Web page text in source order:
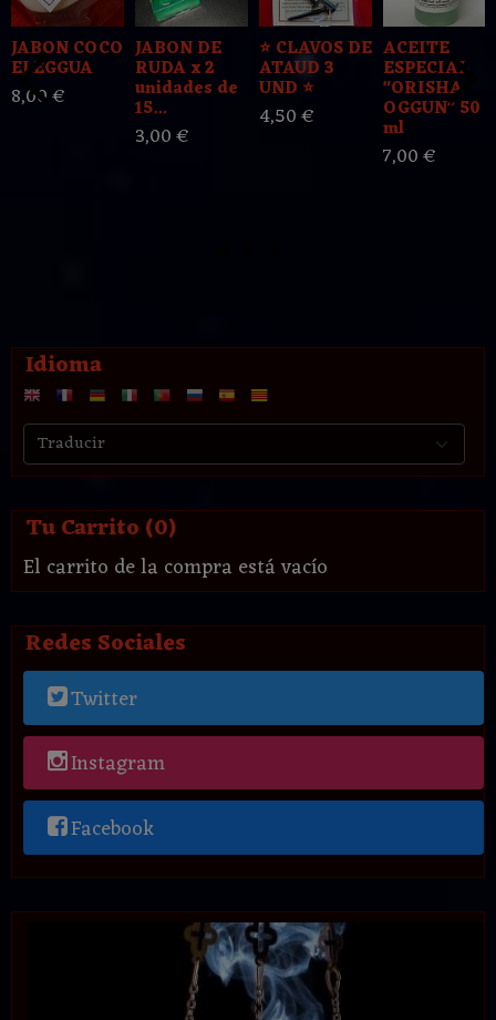
Idioma
Tu Carrito (0)
El carrito de la compra está vacío
Redes Sociales
Twitter
Instagram
Facebook
JABON COCO
ELEGGUA
8,00 €
JABON DE
RUDA x 2
unidades de
15...
3,00 €
⭐️ CLAVOS DE
ATAUD 3
UND ⭐️
4,50 €
ACEITE
ESPECIAL
"ORISHA
OGGUN" 50
ml
7,00 €